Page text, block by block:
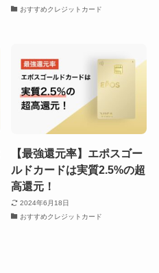
おすすめクレジットカード
【最強還元率】エポスゴー
ルドカードは実質2.5%の超
高還元！
2024年6月18日
おすすめクレジットカード